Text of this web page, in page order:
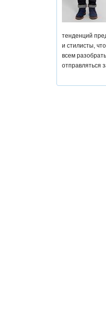
тенденций
и стилисты,
всем
отправляться